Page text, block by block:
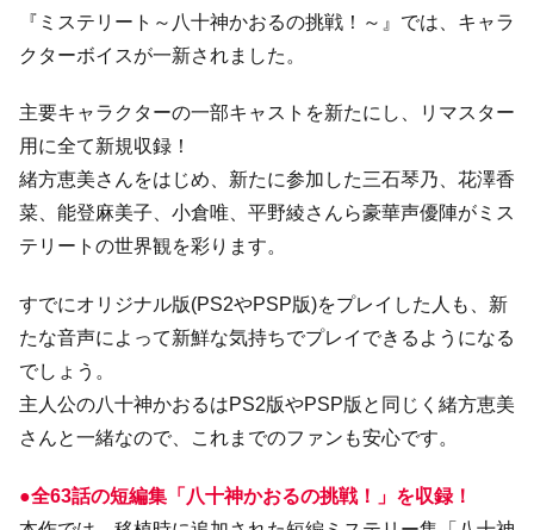
『ミステリート～八十神かおるの挑戦！～』では、キャラ
クターボイスが一新されました。
主要キャラクターの一部キャストを新たにし、リマスター
用に全て新規収録！
緒方恵美さんをはじめ、新たに参加した三石琴乃、花澤香
菜、能登麻美子、小倉唯、平野綾さんら豪華声優陣がミス
テリートの世界観を彩ります。
すでにオリジナル版(PS2やPSP版)をプレイした人も、新
たな音声によって新鮮な気持ちでプレイできるようになる
でしょう。
主人公の八十神かおるはPS2版やPSP版と同じく緒方恵美
さんと一緒なので、これまでのファンも安心です。
●全63話の短編集「八十神かおるの挑戦！」を収録！